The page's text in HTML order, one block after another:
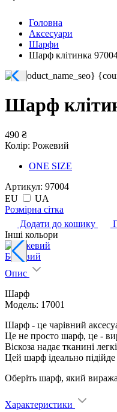
Головна
Аксесуари
Шарфи
Шарф клітинка
Шарф
490 ₴
Колір: Рожевий
ONE SIZE
Артикул: 97004
EU
UA
Pозмірна сітка
Додати до кошику
Інші кольори
Бежевий
Опис
Шарф
Модель: 17001
Шарф - це чарівний
Це не просто шарф, це -
Віскоза надає тканині
Цей шарф ідеально
Оберіть шарф, який
Характеристики